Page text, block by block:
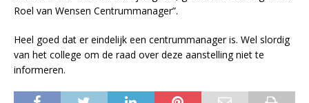
Roel van Wensen Centrummanager”.
Heel goed dat er eindelijk een centrummanager is. Wel slordig
van het college om de raad over deze aanstelling niet te
informeren.